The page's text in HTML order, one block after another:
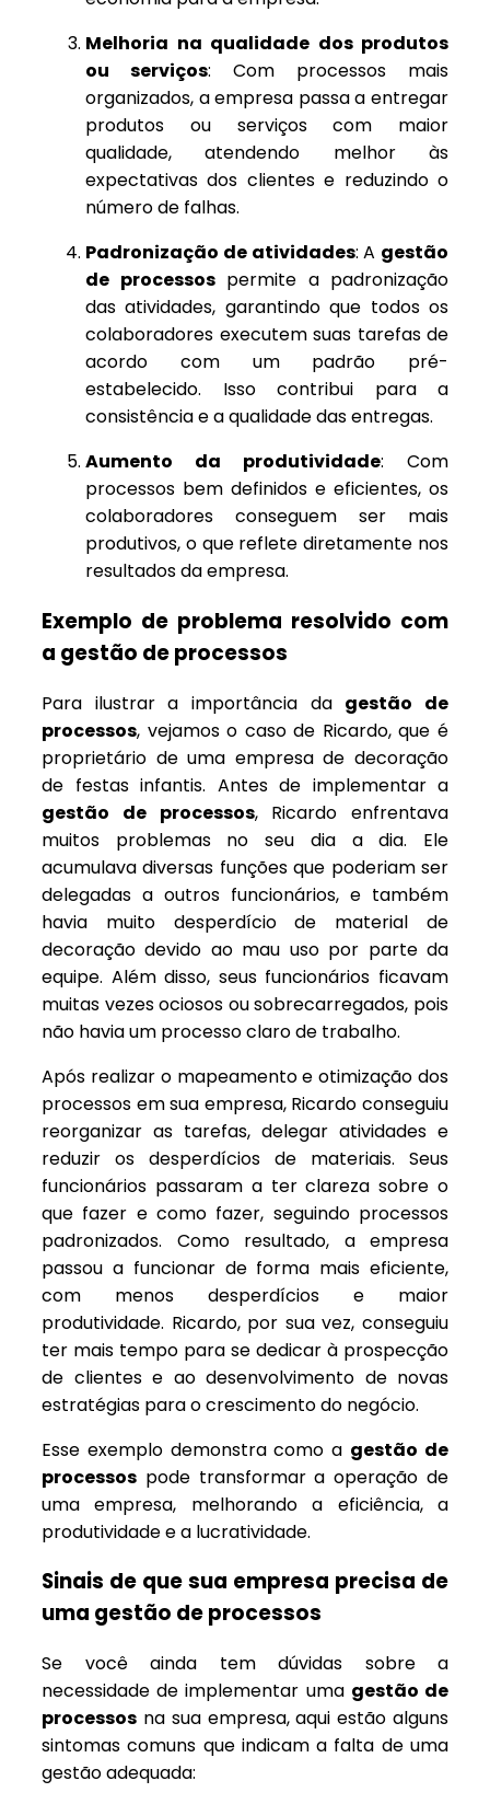
Melhoria na qualidade dos produtos
ou serviços: Com processos mais
organizados, a empresa passa a entregar
produtos ou serviços com maior
qualidade, atendendo melhor às
expectativas dos clientes e reduzindo o
número de falhas.
Padronização de atividades: A gestão
de processospermite a padronização
das atividades, garantindo que todos os
colaboradores executem suas tarefas de
acordo com um padrão pré-
estabelecido. Isso contribui para a
consistência e a qualidade das entregas.
Aumento da produtividade: Com
processos bem definidos e eficientes, os
colaboradores conseguem ser mais
produtivos, o que reflete diretamente nos
resultados da empresa.
Exemplo de problema resolvido com
a gestão de processos
Para ilustrar a importância da gestão de
processos, vejamos o caso de Ricardo, que é
proprietário de uma empresa de decoração
de festas infantis. Antes de implementar a
gestão de processos, Ricardo enfrentava
muitos problemas no seu dia a dia. Ele
acumulava diversas funções que poderiam ser
delegadas a outros funcionários, e também
havia muito desperdício de material de
decoração devido ao mau uso por parte da
equipe. Além disso, seus funcionários ficavam
muitas vezes ociosos ou sobrecarregados, pois
não havia um processo claro de trabalho.
Após realizar o mapeamento e otimização dos
processos em sua empresa, Ricardo conseguiu
reorganizar as tarefas, delegar atividades e
reduzir os desperdícios de materiais. Seus
funcionários passaram a ter clareza sobre o
que fazer e como fazer, seguindo processos
padronizados. Como resultado, a empresa
passou a funcionar de forma mais eficiente,
com menos desperdícios e maior
produtividade. Ricardo, por sua vez, conseguiu
ter mais tempo para se dedicar à prospecção
de clientes e ao desenvolvimento de novas
estratégias para o crescimento do negócio.
Esse exemplo demonstra como a gestão de
processos pode transformar a operação de
uma empresa, melhorando a eficiência, a
produtividade e a lucratividade.
Sinais de que sua empresa precisa de
uma gestão de processos
Se você ainda tem dúvidas sobre a
necessidade de implementar uma gestão de
processos na sua empresa, aqui estão alguns
sintomas comuns que indicam a falta de uma
gestão adequada: